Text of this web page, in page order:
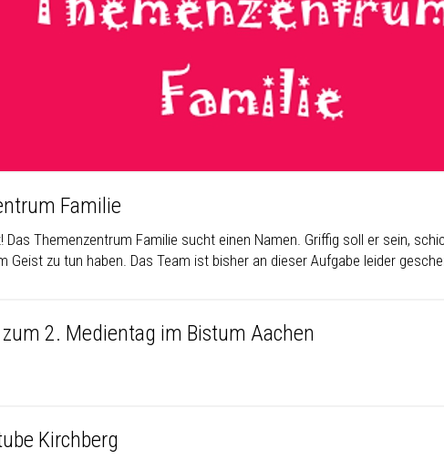
Familie
Das Themenzentrum Familie sucht einen Namen. Griffig soll er sein,
Geist zu tun haben. Das Team ist bisher an dieser Aufgabe leider
2. Medientag im Bistum Aachen
Kirchberg